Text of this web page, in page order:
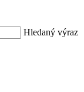
Hledaný výraz